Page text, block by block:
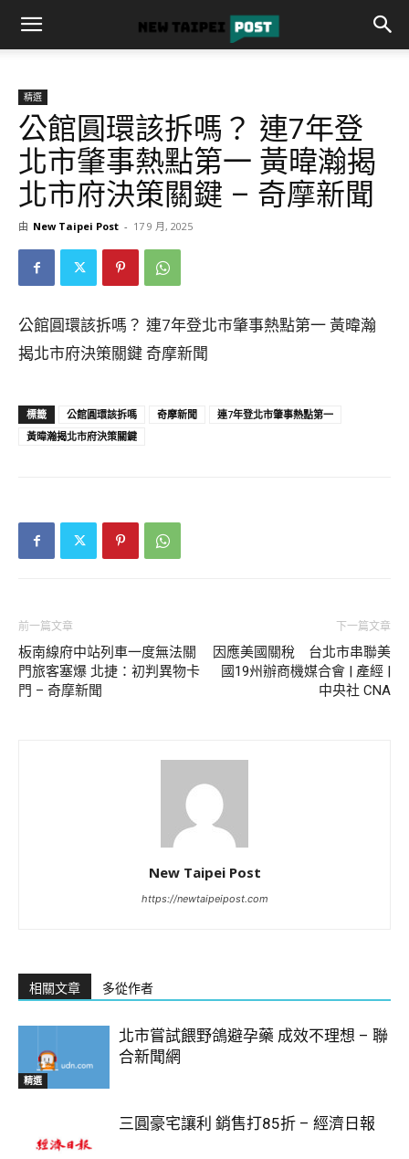
精選
公館圓環該拆嗎？ 連7年登
北市肇事熱點第一 黃暐瀚揭
北市府決策關鍵 – 奇摩新聞
由 New Taipei Post - 17 9 月, 2025
公館圓環該拆嗎？ 連7年登北市肇事熱點第一 黃暐瀚
揭北市府決策關鍵 奇摩新聞
標籤 公館圓環該拆嗎 奇摩新聞
連7年登北市肇事熱點第一
黃暐瀚揭北市府決策關鍵
前一篇文章
板南線府中站列車一度無法關
門旅客塞爆 北捷：初判異物卡
門 – 奇摩新聞
下一篇文章
因應美國關稅 台北市串聯美
國19州辦商機媒合會 | 產經 |
中央社 CNA
New Taipei Post
https://newtaipeipost.com
相關文章 多從作者
精選
北市嘗試餵野鴿避孕藥 成效不理想 – 聯
合新聞網
三圓豪宅讓利 銷售打85折 – 經濟日報